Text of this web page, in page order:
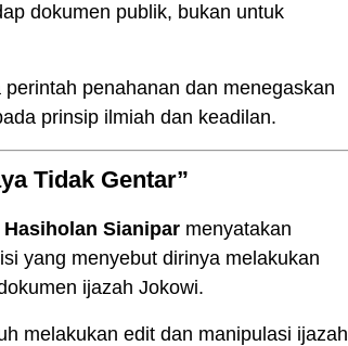
dokumen publik, bukan untuk
penahanan dan menegaskan
prinsip ilmiah dan keadilan.
Tidak Gentar”
Sianipar menyatakan
yang menyebut dirinya melakukan
ijazah Jokowi.
melakukan edit dan manipulasi ijazah